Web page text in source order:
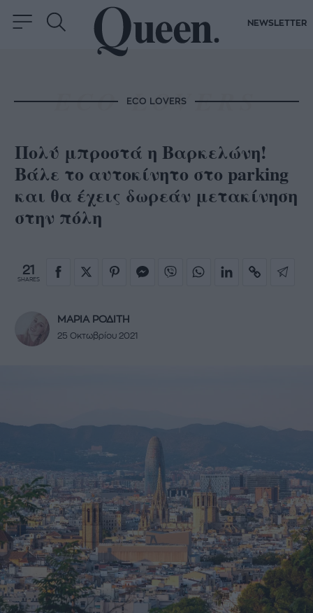
NEWSLETTER
ECO LOVERS
Πολύ μπροστά η Βαρκελώνη!
Βάλε το αυτοκίνητο στο parking
και θα έχεις δωρεάν μετακίνηση
στην πόλη
21
SHARES
ΜΑΡΙΑ ΡΟΔΙΤΗ
25 Οκτωβρίου 2021